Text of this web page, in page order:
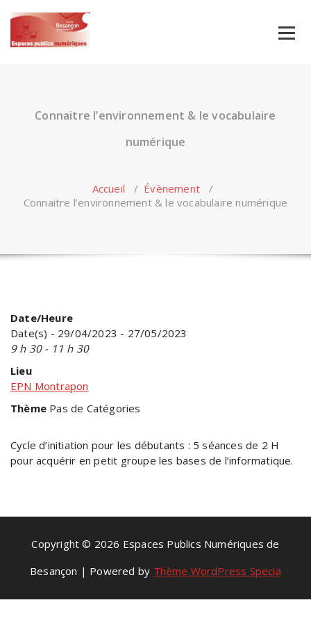
content
Connaitre l’environnement & le vocabulaire
numérique
Accueil / Évènement /
Connaitre l’environnement & le vocabulaire numérique
Date/Heure
Date(s) - 29/04/2023 - 27/05/2023
9 h 30 - 11 h 30
Lieu
EPN Montrapon
Thème Pas de Catégories
Cycle d’initiation pour les débutants : 5 séances de 2 H
pour acquérir en petit groupe les bases de l’informatique.
Copyright © 2026 Espaces Publics Numériques de
Besançon | Powered by Thème WordPress Specia